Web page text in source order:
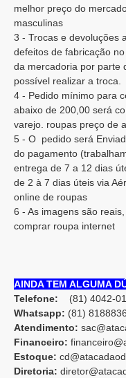
melhor preço do
masculinas
3 - Trocas e devoluções
defeitos de fabricação
da mercadoria por parte
possível realizar a troca.
4 - Pedido mínimo para
abaixo de 200,00 será
varejo. roupas preço de
5 - O pedido será
do pagamento
entrega de 7 a 12 dias
de 2 à 7 dias úteis via
online de roupas
6 - As imagens são
comprar roupa internet
AINDA TEM ALGUMA
Telefone: (81) 4042-
Whatsapp: (81) 8188836
Atendimento:
Financeiro:
Estoque:
Diretoria: